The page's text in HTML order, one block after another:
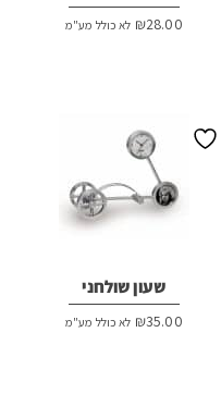
₪28.00 לא כולל מע"מ
שעון שולחני
₪35.00 לא כולל מע"מ